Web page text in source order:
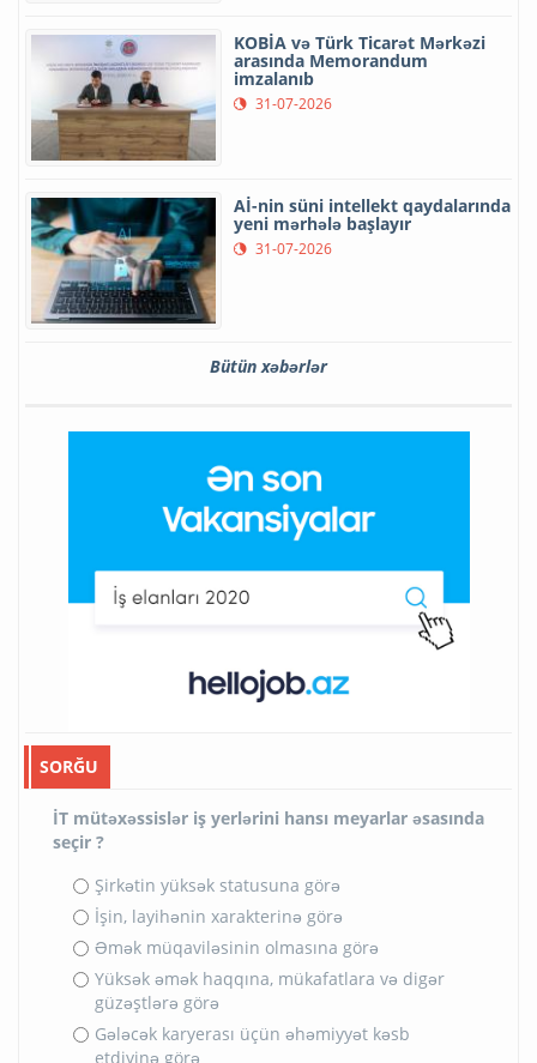
KOBİA və Türk Ticarət Mərkəzi
arasında Memorandum
imzalanıb
31-07-2026
Aİ-nin süni intellekt qaydalarında
yeni mərhələ başlayır
31-07-2026
Bütün xəbərlər
SORĞU
İT mütəxəssislər iş yerlərini hansı meyarlar əsasında
seçir ?
Şirkətin yüksək statusuna görə
İşin, layihənin xarakterinə görə
Əmək müqaviləsinin olmasına görə
Yüksək əmək haqqına, mükafatlara və digər
güzəştlərə görə
Gələcək karyerası üçün əhəmiyyət kəsb
etdiyinə görə